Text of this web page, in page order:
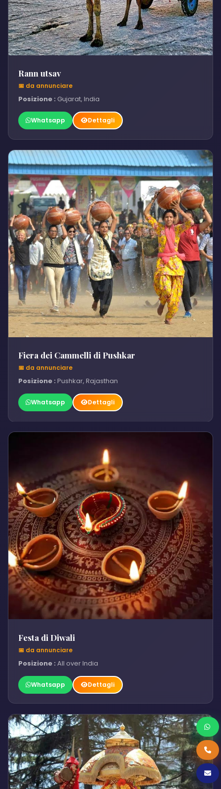
Rann utsav
📅 da annunciare
Posizione : Gujarat, India
Whatsapp Dettagli
Fiera dei Cammelli di Pushkar
📅 da annunciare
Posizione : Pushkar, Rajasthan
Whatsapp Dettagli
Festa di Diwali
📅 da annunciare
Posizione : All over India
Whatsapp Dettagli